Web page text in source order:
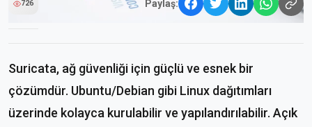
726 Paylaş:
Suricata, ağ güvenliği için güçlü ve esnek bir
çözümdür. Ubuntu/Debian gibi Linux dağıtımları
üzerinde kolayca kurulabilir ve yapılandırılabilir. Açık